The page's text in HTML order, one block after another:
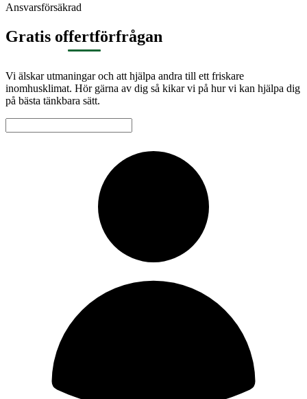
Ansvarsförsäkrad
Gratis offertförfrågan
Vi älskar utmaningar och att hjälpa andra till ett friskare
inomhusklimat. Hör gärna av dig så kikar vi på hur vi kan hjälpa dig
på bästa tänkbara sätt.